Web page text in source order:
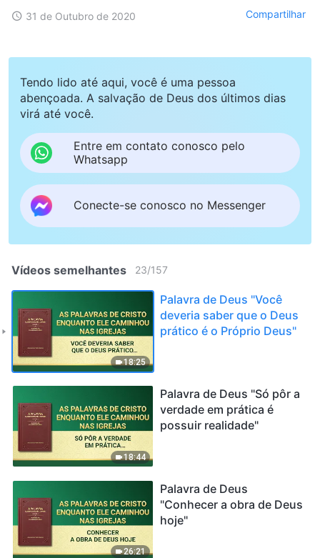
31 de Outubro de 2020 Compartilhar
Tendo lido até aqui, você é uma pessoa
abençoada. A salvação de Deus dos últimos dias
virá até você.
Entre em contato conosco pelo
Whatsapp
Conecte-se conosco no Messenger
Vídeos semelhantes 23/157
18:25
Palavra de Deus "Você
deveria saber que o Deus
prático é o Próprio Deus"
18:44
Palavra de Deus "Só pôr a
verdade em prática é
possuir realidade"
26:21
Palavra de Deus
"Conhecer a obra de Deus
hoje"